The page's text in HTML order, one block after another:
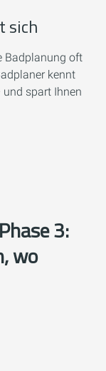
sich
Badplanung oft
kennt
spart Ihnen
3:
wo